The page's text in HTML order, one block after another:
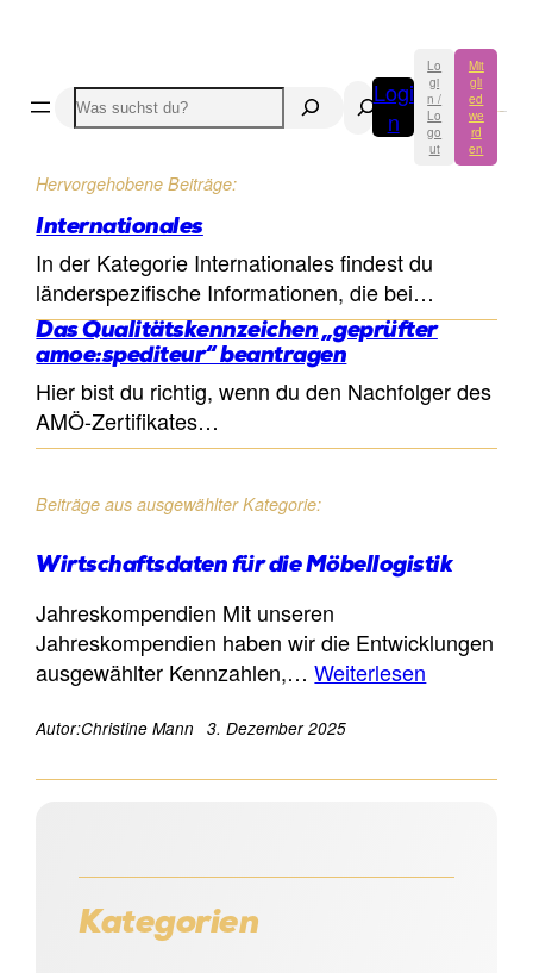
Suchen Suchen
Logi
n
Lo
gi
n /
Lo
go
ut
Mit
gli
ed
we
rd
en
Hervorgehobene Beiträge:
Internationales
In der Kategorie Internationales findest du
länderspezifische Informationen, die bei…
Das Qualitätskennzeichen „geprüfter
amoe:spediteur“ beantragen
Hier bist du richtig, wenn du den Nachfolger des
AMÖ-Zertifikates…
Beiträge aus ausgewählter Kategorie:
Wirtschaftsdaten für die Möbellogistik
Jahreskompendien Mit unseren
Jahreskompendien haben wir die Entwicklungen
ausgewählter Kennzahlen,…Weiterlesen
Autor:Christine Mann 3. Dezember 2025
Kategorien